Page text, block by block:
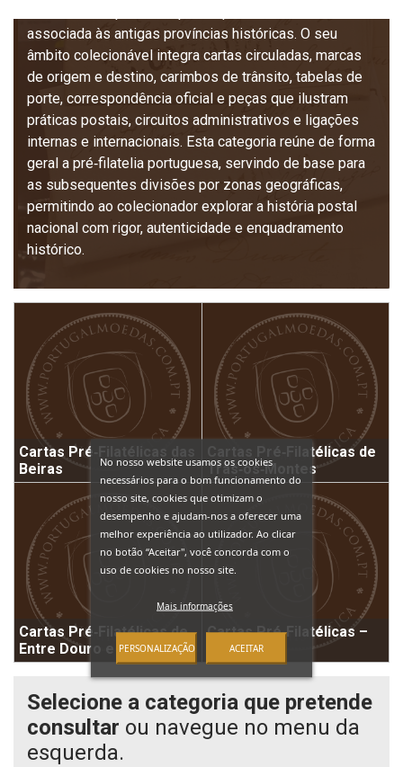
associada às antigas províncias históricas. O seu
âmbito colecionável integra cartas circuladas, marcas
de origem e destino, carimbos de trânsito, tabelas de
porte, correspondência oficial e peças que ilustram
práticas postais, circuitos administrativos e ligações
internas e internacionais. Esta categoria reúne de forma
geral a pré‑filatelia portuguesa, servindo de base para
as subsequentes divisões por zonas geográficas,
permitindo ao colecionador explorar a história postal
nacional com rigor, autenticidade e enquadramento
histórico.
Cartas Pré‑Filatélicas das
Beiras
Cartas Pré‑Filatélicas de
Trás‑os‑Montes
Cartas Pré‑Filatélicas de
Entre Douro e Minho
Cartas Pré‑Filatélicas –
Diversas
Selecione a categoria que pretende
consultar ou navegue no menu da
esquerda.
No nosso website usamos os cookies
necessários para o bom funcionamento do
nosso site, cookies que otimizam o
desempenho e ajudam-nos a oferecer uma
melhor experiência ao utilizador. Ao clicar
no botão “Aceitar", você concorda com o
uso de cookies no nosso site.
Mais informações
PERSONALIZAÇÃO ACEITAR